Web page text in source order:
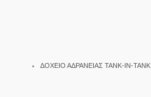
ΔΟΧΕΙΟ ΑΔΡΑΝΕΙΑΣ TANK-IN-TANK